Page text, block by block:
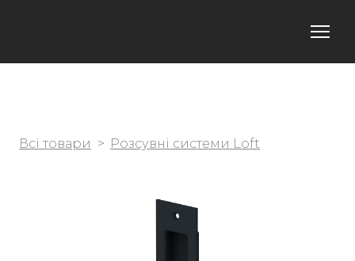
Всі товари Розсувні системи Loft